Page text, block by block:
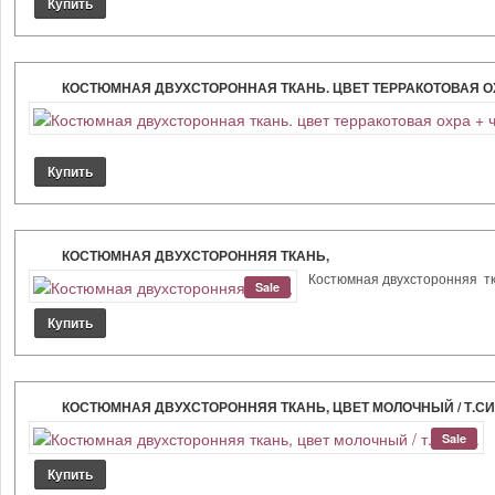
КОСТЮМНАЯ ДВУХСТОРОННАЯ ТКАНЬ. ЦВЕТ ТЕРРАКОТОВАЯ
КОСТЮМНАЯ ДВУХСТОРОННЯЯ ТКАНЬ,
Sale Костюмная двухсторонняя
КОСТЮМНАЯ ДВУХСТОРОННЯЯ ТКАНЬ, ЦВЕТ МОЛОЧНЫЙ /
Sale